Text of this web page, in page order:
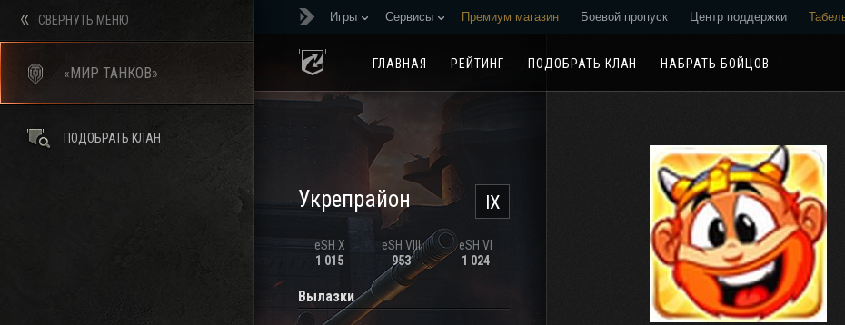
Игры Сервисы Премиум магазин Боевой пропуск Центр поддержки
ГЛАВНАЯ РЕЙТИНГ ПОДОБРАТЬ КЛАН НАБРАТЬ БОЙЦОВ
IX
Укрепрайон
eSH X
1 015
eSH VIII
953
eSH VI
1 024
Вылазки
СВЕРНУТЬ МЕНЮ
«МИР ТАНКОВ»
ПОДОБРАТЬ КЛАН